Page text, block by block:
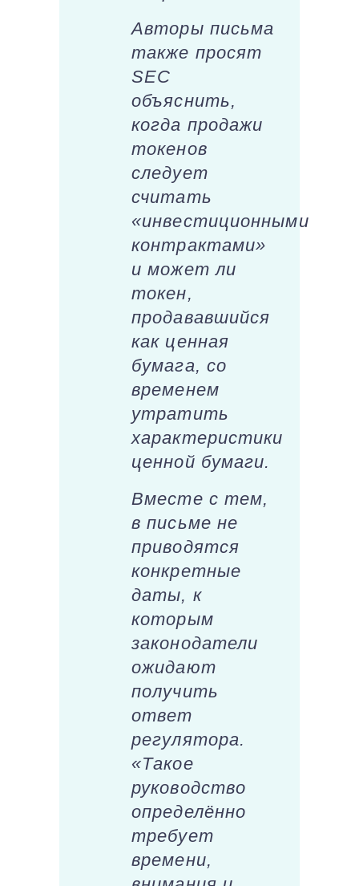
Авторы письма
также просят
SEC
объяснить,
когда продажи
токенов
следует
считать
«инвестиционными
контрактами»
и может ли
токен,
продававшийся
как ценная
бумага, со
временем
утратить
характеристики
ценной бумаги.
Вместе с тем,
в письме не
приводятся
конкретные
даты, к
которым
законодатели
ожидают
получить
ответ
регулятора.
«Такое
руководство
определённо
требует
времени,